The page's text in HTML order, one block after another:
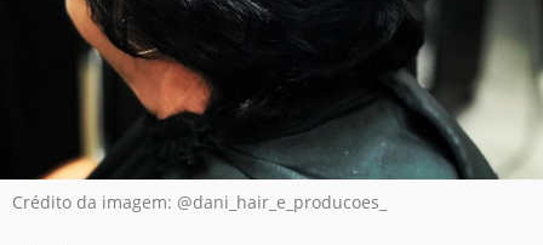
Crédito da imagem: @dani_hair_e_producoes_